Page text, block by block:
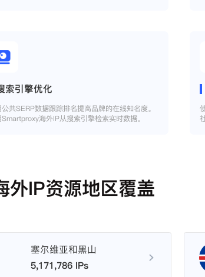
索引擎优化
共SERP数据跟踪排名提高品牌的在线知名度。
海外IP从搜索引擎检索实时数据。
外IP资源地区覆盖
塞尔维亚和黑山
5,171,786 IPs